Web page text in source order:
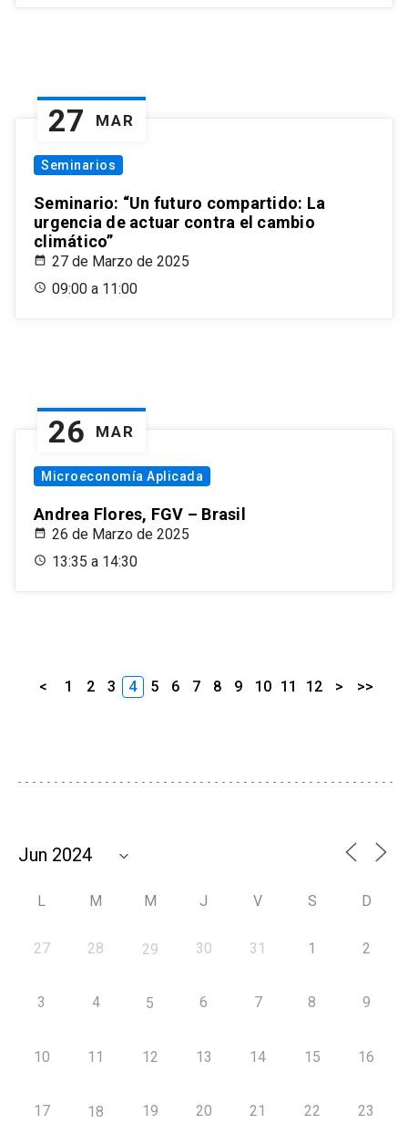
27 MAR
Seminarios
Seminario: “Un futuro compartido: La
urgencia de actuar contra el cambio
climático”
27 de Marzo de 2025
09:00 a 11:00
26 MAR
Microeconomía Aplicada
Andrea Flores, FGV – Brasil
26 de Marzo de 2025
13:35 a 14:30
< 1 2 3 4 5 6 7 8 9 10 11 12 > >>
L M M J V S D
27 28 29 30 31 1 2
3 4 5 6 7 8 9
10 11 12 13 14 15 16
17 18 19 20 21 22 23